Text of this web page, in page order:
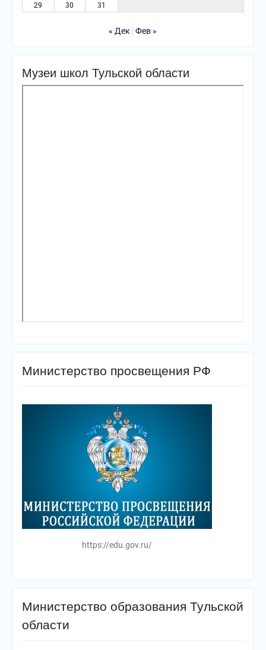
29
30 31
« Дек Фев »
Музеи школ Тульской области
Министерство просвещения РФ
https://edu.gov.ru/
Министерство образования Тульской
области